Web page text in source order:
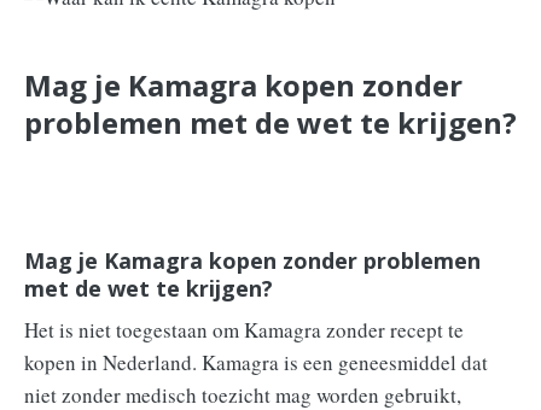
Mag je Kamagra kopen zonder
problemen met de wet te krijgen?
Mag je Kamagra kopen zonder problemen
met de wet te krijgen?
Het is niet toegestaan om Kamagra zonder recept te
kopen in Nederland. Kamagra is een geneesmiddel dat
niet zonder medisch toezicht mag worden gebruikt,